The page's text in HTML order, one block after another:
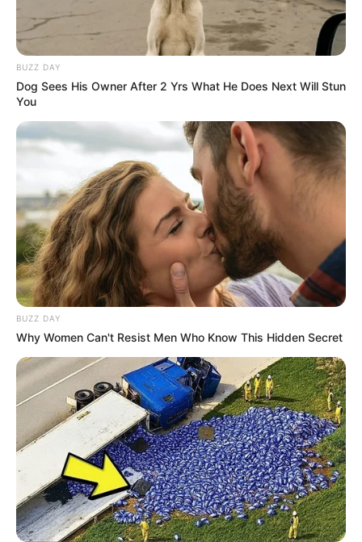
BUZZ DAY
Dog Sees His Owner After 2 Yrs What He Does Next Will Stun
You
BUZZ DAY
Why Women Can't Resist Men Who Know This Hidden Secret